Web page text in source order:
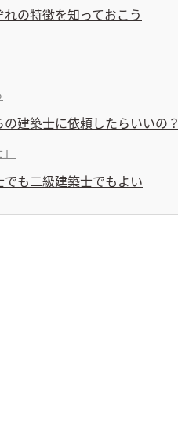
の特徴を知っておこう
建築士に依頼したらいいの？
も二級建築士でもよい